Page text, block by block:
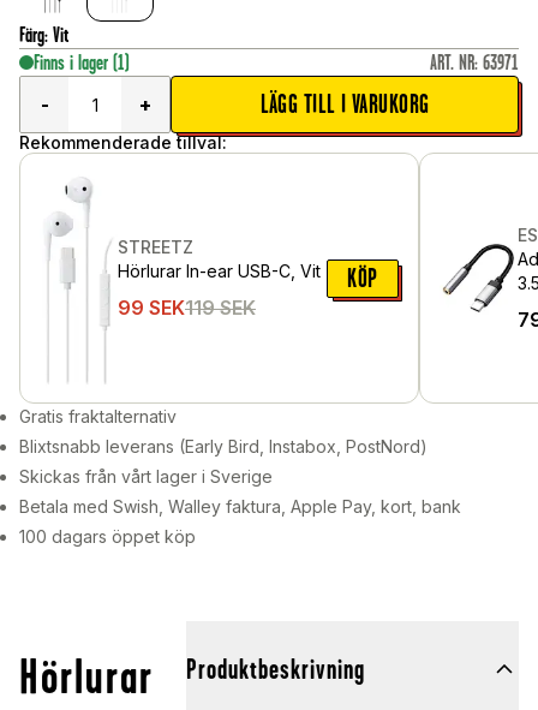
Färg: Vit
Finns i lager (1) ART. NR: 63971
-
+ LÄGG TILL I VARUKORG
Rekommenderade tillval:
STREETZ
Hörlurar In-ear USB-C, Vit
99 SEK119 SEK
KÖP
Gratis fraktalternativ
Blixtsnabb leverans (Early Bird, Instabox, PostNord)
Skickas från vårt lager i Sverige
Betala med Swish, Walley faktura, Apple Pay, kort, bank
100 dagars öppet köp
Hörlurar
Produktbeskrivning